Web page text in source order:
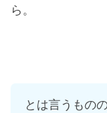
ら。
とは言うもの